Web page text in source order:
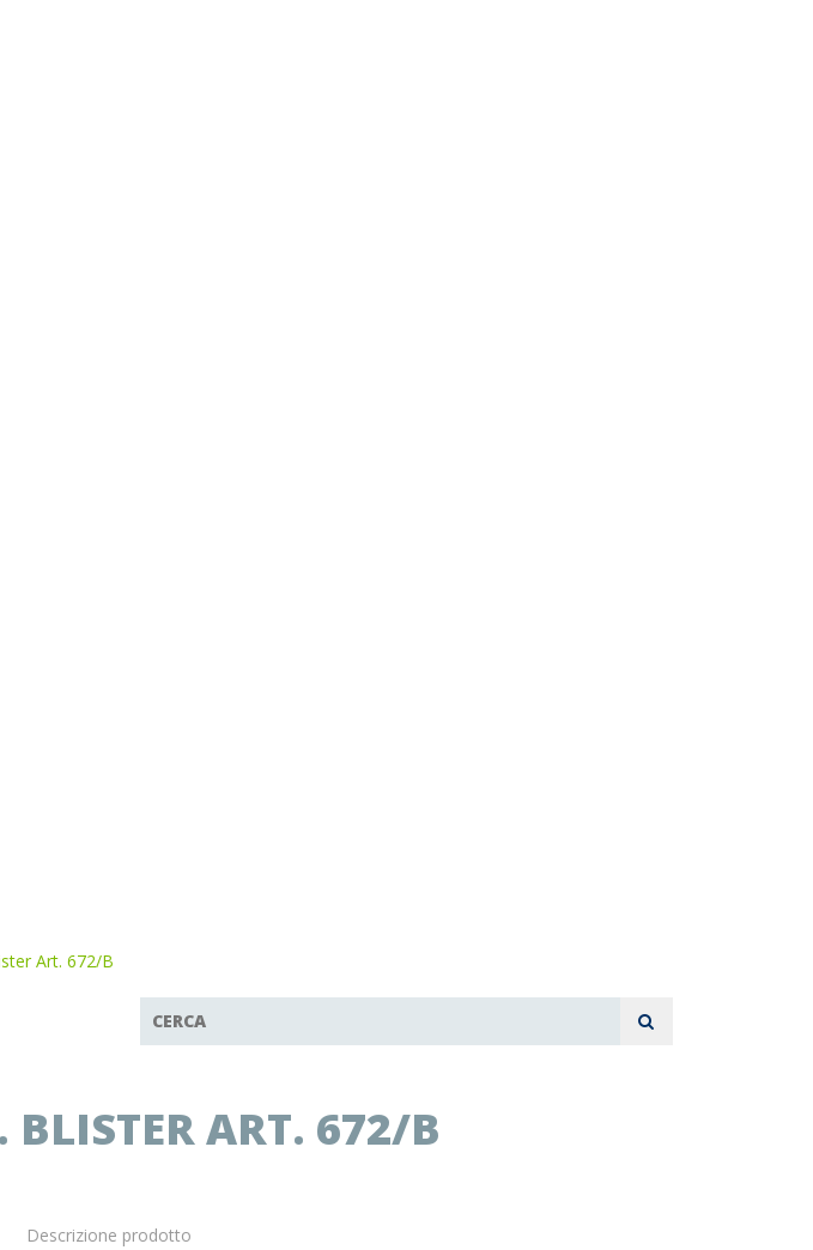
Art. 672/B
BLISTER ART. 672/B
Descrizione prodotto